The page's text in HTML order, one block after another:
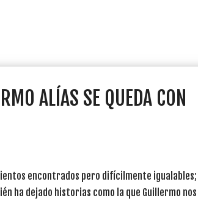
ALÍAS SE QUEDA CON
encontrados pero difícilmente igualables;
ha dejado historias como la que Guillermo nos